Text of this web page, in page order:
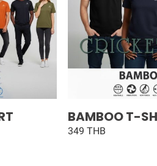
BAMBOO T-
349 THB